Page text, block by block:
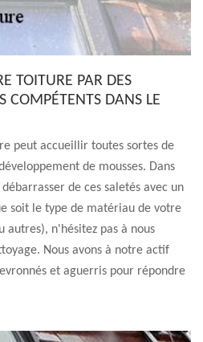
TOITURE PAR DES
COMPÉTENTS DANS LE
peut accueillir toutes sortes de
de mousses. Dans
de ces saletés avec un
soit le type de matériau de votre
n'hésitez pas à nous
Nous avons à notre actif
et aguerris pour répondre